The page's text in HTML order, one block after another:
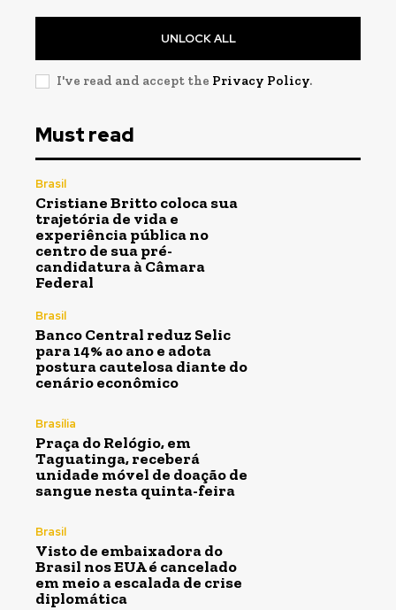
UNLOCK ALL
I've read and accept the Privacy Policy.
Must read
Brasil
Cristiane Britto coloca sua
trajetória de vida e
experiência pública no
centro de sua pré-
candidatura à Câmara
Federal
Brasil
Banco Central reduz Selic
para 14% ao ano e adota
postura cautelosa diante do
cenário econômico
Brasília
Praça do Relógio, em
Taguatinga, receberá
unidade móvel de doação de
sangue nesta quinta-feira
Brasil
Visto de embaixadora do
Brasil nos EUA é cancelado
em meio a escalada de crise
diplomática